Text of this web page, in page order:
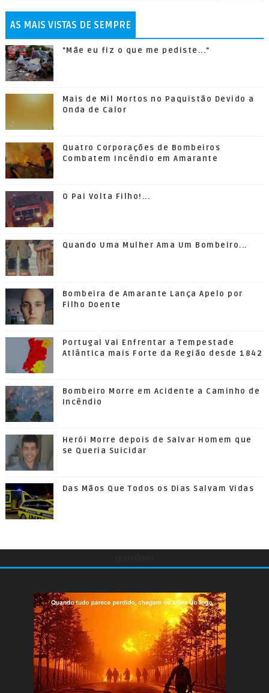
AS MAIS VISTAS DE SEMPRE
"Mãe eu fiz o que me pediste..."
Mais de Mil Mortos no Paquistão Devido a
Onda de Calor
Quatro Corporações de Bombeiros
Combatem Incêndio em Amarante
O Pai Volta Filho!...
Quando Uma Mulher Ama Um Bombeiro...
Bombeira de Amarante Lança Apelo por
Filho Doente
Portugal Vai Enfrentar a Tempestade
Atlântica mais Forte da Região desde 1842
Bombeiro Morre em Acidente a Caminho de
Incêndio
Herói Morre depois de Salvar Homem que
se Queria Suicidar
Das Mãos Que Todos os Dias Salvam Vidas